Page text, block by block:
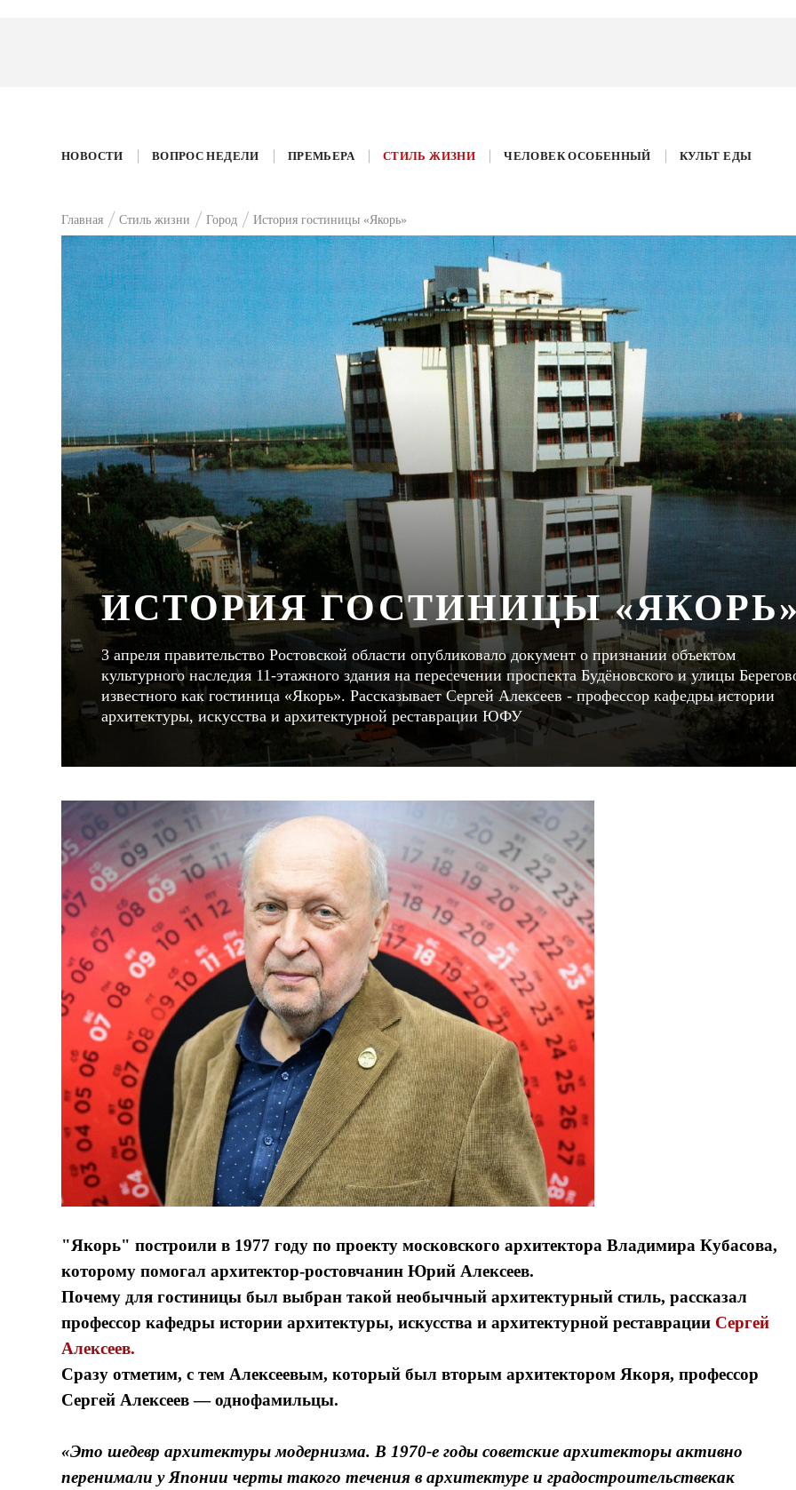
НОВОСТИ ВОПРОС НЕДЕЛИ ПРЕМЬЕРА СТИЛЬ ЖИЗНИ ЧЕЛОВЕК ОСОБЕННЫЙ КУЛЬТ ЕДЫ
Главная Стиль жизни Город История гостиницы «Якорь»
ИСТОРИЯ ГОСТИНИЦЫ
3 апреля правительство Ростовской области опубликовало документ о признании объектом
культурного наследия 11-этажного здания на пересечении проспекта Будёновского и улицы
известного как гостиница «Якорь». Рассказывает Сергей Алексеев - профессор кафедры истории
архитектуры, искусства и архитектурной реставрации ЮФУ
"Якорь" построили в 1977 году по проекту московского архитектора Владимира Кубасова,
которому помогал архитектор-ростовчанин Юрий Алексеев.
Почему для гостиницы был выбран такой необычный архитектурный стиль, рассказал
профессор кафедры истории архитектуры, искусства и архитектурной реставрации Сергей
Алексеев.
Сразу отметим, с тем Алексеевым, который был вторым архитектором Якоря, профессор
Сергей Алексеев — однофамильцы.
«Это шедевр архитектуры модернизма. В 1970-е годы советские архитекторы активно
перенимали у Японии черты такого течения в архитектуре и градостроительствекак